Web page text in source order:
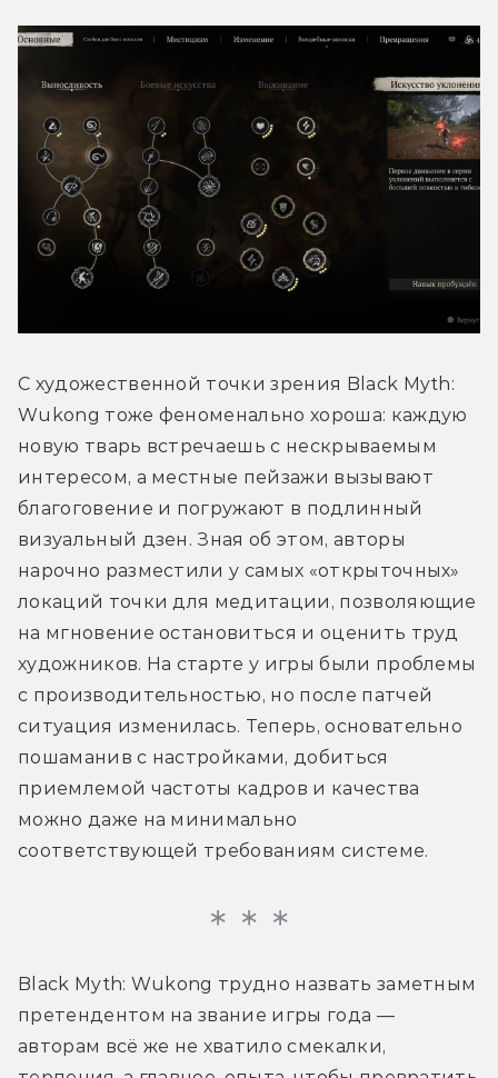
С художественной точки зрения Black Myth:
Wukong тоже феноменально хороша: каждую
новую тварь встречаешь с нескрываемым
интересом, а местные пейзажи вызывают
благоговение и погружают в подлинный
визуальный дзен. Зная об этом, авторы
нарочно разместили у самых «открыточных»
локаций точки для медитации, позволяющие
на мгновение остановиться и оценить труд
художников. На старте у игры были проблемы
с производительностью, но после патчей
ситуация изменилась. Теперь, основательно
пошаманив с настройками, добиться
приемлемой частоты кадров и качества
можно даже на минимально
соответствующей требованиям системе.
Black Myth: Wukong трудно назвать заметным
претендентом на звание игры года —
авторам всё же не хватило смекалки,